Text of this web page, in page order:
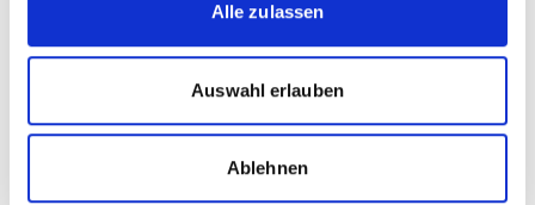
Alle zulassen
Auswahl erlauben
Ablehnen
https://www.international-climate-
initiative.com/PROJECT2467